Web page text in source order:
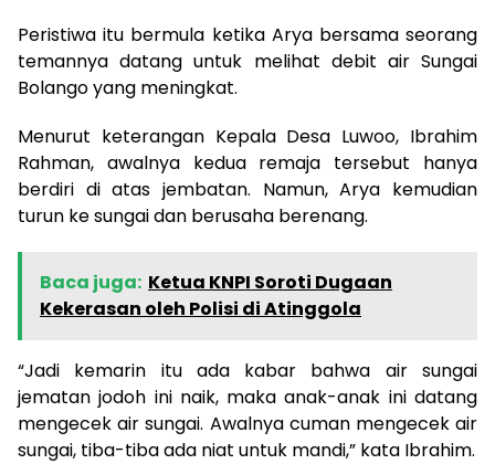
Peristiwa itu bermula ketika Arya bersama seorang
temannya datang untuk melihat debit air Sungai
Bolango yang meningkat.
Menurut keterangan Kepala Desa Luwoo, Ibrahim
Rahman, awalnya kedua remaja tersebut hanya
berdiri di atas jembatan. Namun, Arya kemudian
turun ke sungai dan berusaha berenang.
Baca juga: Ketua KNPI Soroti Dugaan
Kekerasan oleh Polisi di Atinggola
“Jadi kemarin itu ada kabar bahwa air sungai
jematan jodoh ini naik, maka anak-anak ini datang
mengecek air sungai. Awalnya cuman mengecek air
sungai, tiba-tiba ada niat untuk mandi,” kata Ibrahim.